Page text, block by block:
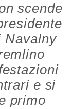
scende
Navalny
e si
primo